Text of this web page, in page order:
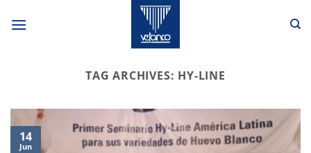
TAG ARCHIVES: HY-LINE
14
Jun